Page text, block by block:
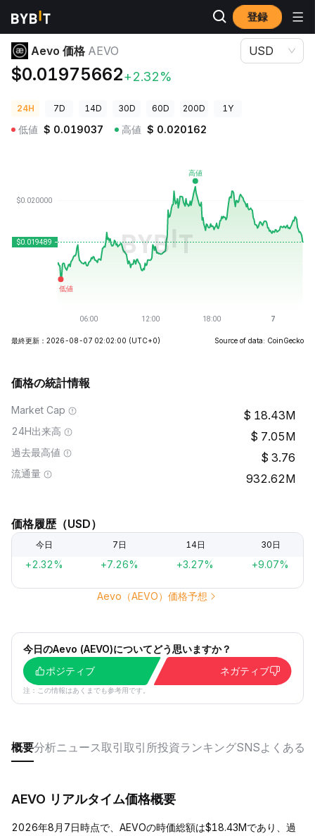
登録
暗号資産価格
Aevo 価格 AEVO
$0.01975662+2.32%
USD
24H 7D 14D 30D 60D 200D 1Y
低値 $ 0.019037 高値 $ 0.020162
最終更新：2026-08-07 02:02:00 (UTC+0) Source of data: CoinGecko
価格の統計情報
Market Cap 18.43M
24H出来高 7.05M
過去最高値 3.76
流通量 932.62M
価格履歴（USD）
今日 7日 14日 30日
+2.32% +7.26% +3.27% +9.07%
Aevo（AEVO）価格予想
今日のAevo (AEVO)についてどう思いますか？
ポジティブ
ネガティブ
注：この情報はあくまでも参考用です。
概要分析ニュース取引取引所投資ランキングSNSよくある
AEVO リアルタイム価格概要
2026年8月7日時点で、AEVOの時価総額は$18.43Mであり、過